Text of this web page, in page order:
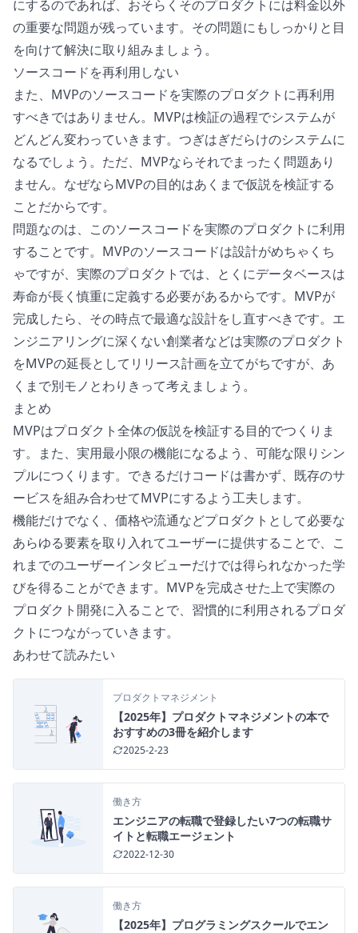
にするのであれば、おそらくそのプロダクトには料金以外
の重要な問題が残っています。その問題にもしっかりと目
を向けて解決に取り組みましょう。
ソースコードを再利用しない
また、MVPのソースコードを実際のプロダクトに再利用
すべきではありません。MVPは検証の過程でシステムが
どんどん変わっていきます。つぎはぎだらけのシステムに
なるでしょう。ただ、MVPならそれでまったく問題あり
ません。なぜならMVPの目的はあくまで仮説を検証する
ことだからです。
問題なのは、このソースコードを実際のプロダクトに利用
することです。MVPのソースコードは設計がめちゃくち
ゃですが、実際のプロダクトでは、とくにデータベースは
寿命が長く慎重に定義する必要があるからです。MVPが
完成したら、その時点で最適な設計をし直すべきです。エ
ンジニアリングに深くない創業者などは実際のプロダクト
をMVPの延長としてリリース計画を立てがちですが、あ
くまで別モノとわりきって考えましょう。
まとめ
MVPはプロダクト全体の仮説を検証する目的でつくりま
す。また、実用最小限の機能になるよう、可能な限りシン
プルにつくります。できるだけコードは書かず、既存のサ
ービスを組み合わせてMVPにするよう工夫します。
機能だけでなく、価格や流通などプロダクトとして必要な
あらゆる要素を取り入れてユーザーに提供することで、こ
れまでのユーザーインタビューだけでは得られなかった学
びを得ることができます。MVPを完成させた上で実際の
プロダクト開発に入ることで、習慣的に利用されるプロダ
クトにつながっていきます。
あわせて読みたい
プロダクトマネジメント
【2025年】プロダクトマネジメントの本で
おすすめの3冊を紹介します
2025-2-23
働き方
エンジニアの転職で登録したい7つの転職サ
イトと転職エージェント
2022-12-30
働き方
【2025年】プログラミングスクールでエン